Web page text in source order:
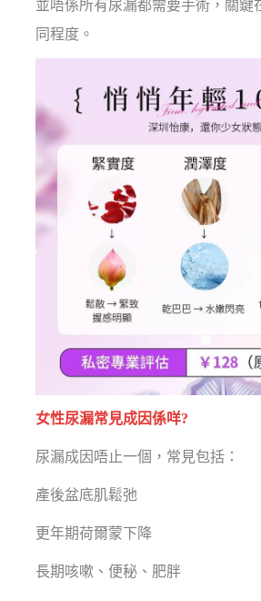
並唔係所有尿漏都需要手術，關鍵
同程度。
女性尿漏常見成因係咩?
尿漏成因唔止一個，常見包括：
產後盆底肌鬆弛
更年期荷爾蒙下降
長期咳嗽、便秘、肥胖